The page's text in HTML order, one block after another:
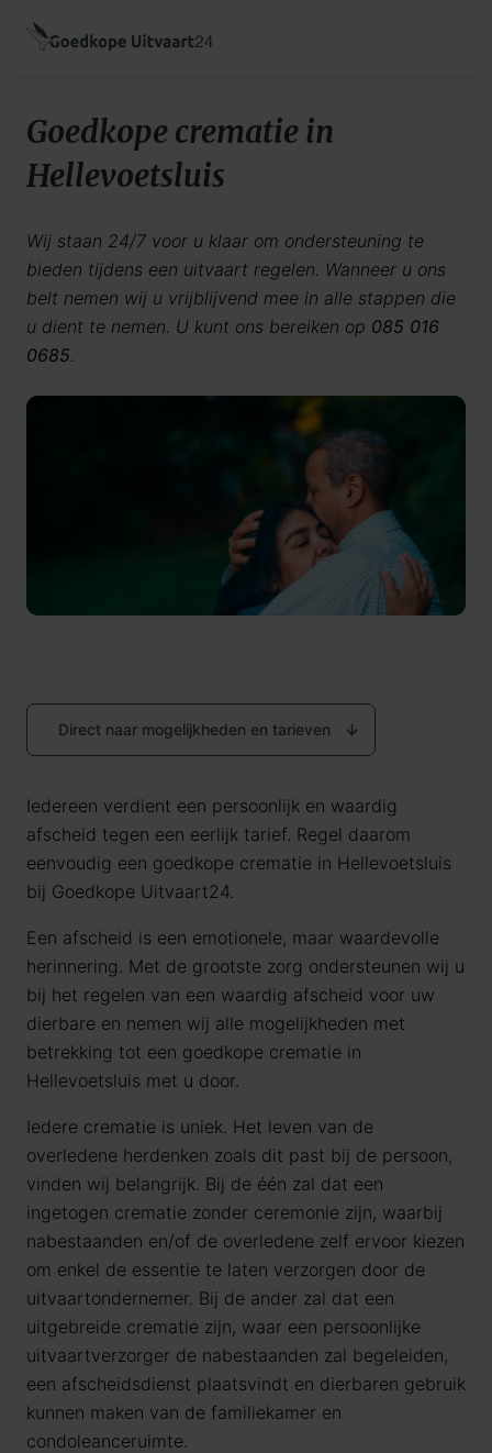
Goedkope crematie in
Hellevoetsluis
Wij staan 24/7 voor u klaar om ondersteuning te
bieden tijdens een uitvaart regelen. Wanneer u ons
belt nemen wij u vrijblijvend mee in alle stappen die
u dient te nemen. U kunt ons bereiken op 085 016
0685.
Direct naar mogelijkheden en tarieven
Iedereen verdient een persoonlijk en waardig
afscheid tegen een eerlijk tarief. Regel daarom
eenvoudig een goedkope crematie in Hellevoetsluis
bij Goedkope Uitvaart24.
Een afscheid is een emotionele, maar waardevolle
herinnering. Met de grootste zorg ondersteunen wij u
bij het regelen van een waardig afscheid voor uw
dierbare en nemen wij alle mogelijkheden met
betrekking tot een goedkope crematie in
Hellevoetsluis met u door.
Iedere crematie is uniek. Het leven van de
overledene herdenken zoals dit past bij de persoon,
vinden wij belangrijk. Bij de één zal dat een
ingetogen crematie zonder ceremonie zijn, waarbij
nabestaanden en/of de overledene zelf ervoor kiezen
om enkel de essentie te laten verzorgen door de
uitvaartondernemer. Bij de ander zal dat een
uitgebreide crematie zijn, waar een persoonlijke
uitvaartverzorger de nabestaanden zal begeleiden,
een afscheidsdienst plaatsvindt en dierbaren gebruik
kunnen maken van de familiekamer en
condoleanceruimte.